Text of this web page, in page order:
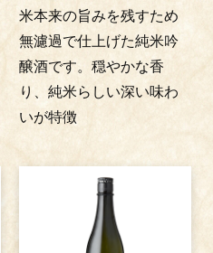
米本来の旨みを残すため
無濾過で仕上げた純米吟
醸酒です。穏やかな香
り、純米らしい深い味わ
いが特徴